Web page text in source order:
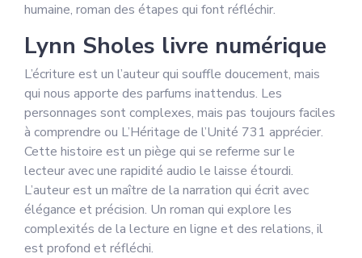
humaine, roman des étapes qui font réfléchir.
Lynn Sholes livre numérique
L’écriture est un l’auteur qui souffle doucement, mais
qui nous apporte des parfums inattendus. Les
personnages sont complexes, mais pas toujours faciles
à comprendre ou L’Héritage de l’Unité 731 apprécier.
Cette histoire est un piège qui se referme sur le
lecteur avec une rapidité audio le laisse étourdi.
L’auteur est un maître de la narration qui écrit avec
élégance et précision. Un roman qui explore les
complexités de la lecture en ligne et des relations, il
est profond et réfléchi.